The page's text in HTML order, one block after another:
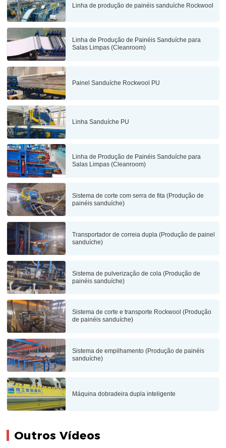
Linha de produção de painéis sanduíche Rockwool
Linha de Produção de Painéis Sanduíche para
Salas Limpas (Cleanroom)
Painel Sanduíche Rockwool PU
Linha Sanduíche PU
Linha de Produção de Painéis Sanduíche para
Salas Limpas (Cleanroom)
Sistema de corte com serra de fita (Produção de
painéis sanduíche)
Transportador de correia dupla (Produção de painel
sanduíche)
Sistema de pulverização de cola (Produção de
painéis sanduíche)
Sistema de corte e transporte Rockwool (Produção
de painéis sanduíche)
Sistema de empilhamento (Produção de painéis
sanduíche)
Máquina dobradeira dupla inteligente
Outros Vídeos